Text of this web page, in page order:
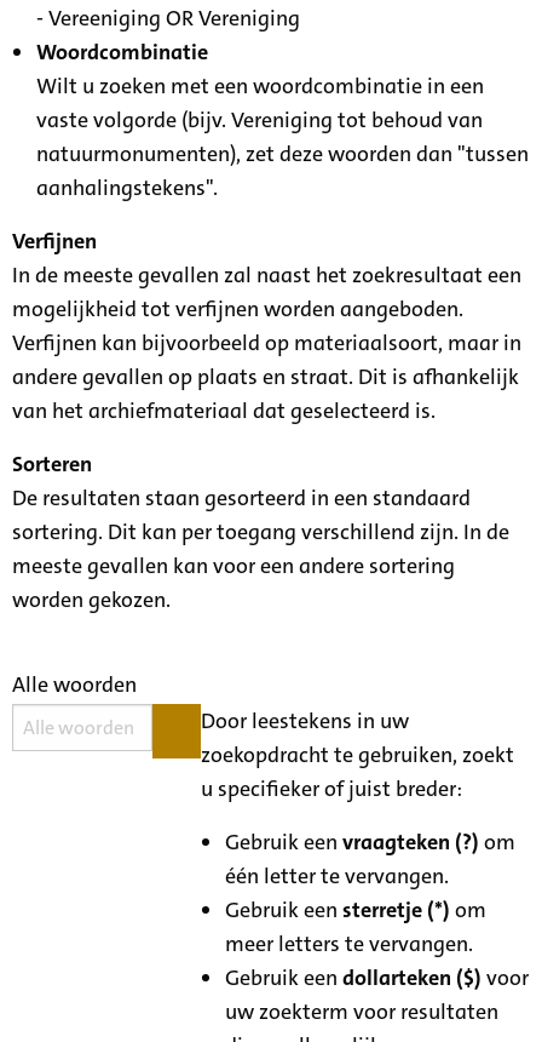
- Vereeniging OR Vereniging
Woordcombinatie
Wilt u zoeken met een woordcombinatie in een
vaste volgorde (bijv. Vereniging tot behoud van
natuurmonumenten), zet deze woorden dan "tussen
aanhalingstekens".
Verfijnen
In de meeste gevallen zal naast het zoekresultaat een
mogelijkheid tot verfijnen worden aangeboden.
Verfijnen kan bijvoorbeeld op materiaalsoort, maar in
andere gevallen op plaats en straat. Dit is afhankelijk
van het archiefmateriaal dat geselecteerd is.
Sorteren
De resultaten staan gesorteerd in een standaard
sortering. Dit kan per toegang verschillend zijn. In de
meeste gevallen kan voor een andere sortering
worden gekozen.
Alle woorden
Door leestekens in uw
zoekopdracht te gebruiken, zoekt
u specifieker of juist breder:
Gebruik eenvraagteken (?) om
één letter te vervangen.
Gebruik eensterretje (*) om
meer letters te vervangen.
Gebruik eendollarteken ($) voor
uw zoekterm voor resultaten